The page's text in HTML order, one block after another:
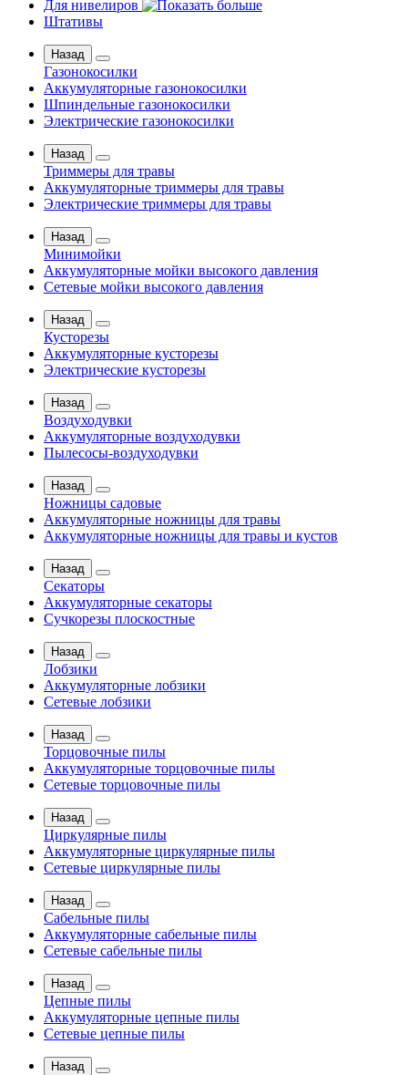
Для нивелиров
Штативы
Назад
Газонокосилки
Аккумуляторные газонокосилки
Шпиндельные газонокосилки
Электрические газонокосилки
Назад
Триммеры для травы
Аккумуляторные триммеры для травы
Электрические триммеры для травы
Назад
Минимойки
Аккумуляторные мойки высокого давления
Сетевые мойки высокого давления
Назад
Кусторезы
Аккумуляторные кусторезы
Электрические кусторезы
Назад
Воздуходувки
Аккумуляторные воздуходувки
Пылесосы-воздуходувки
Назад
Ножницы садовые
Аккумуляторные ножницы для травы
Аккумуляторные ножницы для травы и кустов
Назад
Секаторы
Аккумуляторные секаторы
Сучкорезы плоскостные
Назад
Лобзики
Аккумуляторные лобзики
Сетевые лобзики
Назад
Торцовочные пилы
Аккумуляторные торцовочные пилы
Сетевые торцовочные пилы
Назад
Циркулярные пилы
Аккумуляторные циркулярные пилы
Сетевые циркулярные пилы
Назад
Сабельные пилы
Аккумуляторные сабельные пилы
Сетевые сабельные пилы
Назад
Цепные пилы
Аккумуляторные цепные пилы
Сетевые цепные пилы
Назад